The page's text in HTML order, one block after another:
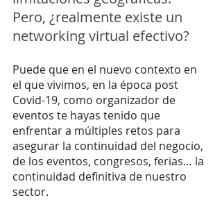
Pero, ¿realmente existe un
networking virtual efectivo?
Puede que en el nuevo contexto en
el que vivimos, en la época post
Covid-19, como organizador de
eventos te hayas tenido que
enfrentar a múltiples retos para
asegurar la continuidad del negocio,
de los eventos, congresos, ferias… la
continuidad definitiva de nuestro
sector.